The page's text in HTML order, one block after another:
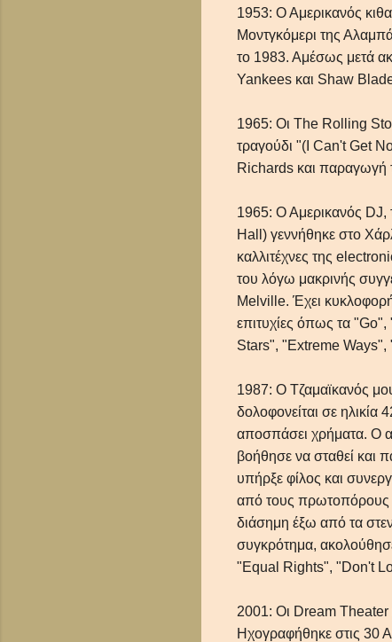
1953: Ο Αμερικανός
Μοντγκόμερι της
το 1983. Αμέσως μετά
Yankees και Shaw
1965: Οι The Rolling
τραγούδι "(I Can't Get
Richards και παραγωγή
1965: Ο Αμερικανός DJ,
Hall) γεννήθηκε στο
καλλιτέχνες της
του λόγω μακρινής
Melville. Έχει
επιτυχίες όπως τα
Stars", "Extreme Ways",
1987: Ο Τζαμαϊκανός
δολοφονείται σε
αποσπάσει χρήματα. Ο
βοήθησε να σταθεί και
υπήρξε φίλος και
από τους πρωτοπόρους
διάσημη έξω από τα
συγκρότημα,
"Equal Rights", "Don't
2001: Οι Dream
Ηχογραφήθηκε στις 30